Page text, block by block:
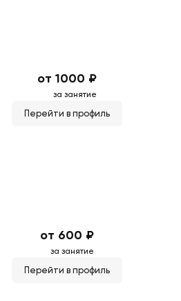
от 1000 ₽
за занятие
Перейти в профиль
от 600 ₽
за занятие
Перейти в профиль